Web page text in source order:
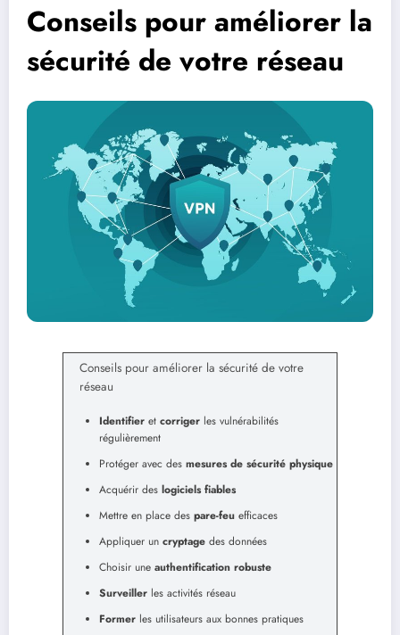
Conseils pour améliorer la
sécurité de votre réseau
Conseils pour améliorer la sécurité de votre
réseau
Identifier et corriger les vulnérabilités
régulièrement
Protéger avec des mesures de sécurité physique
Acquérir des logiciels fiables
Mettre en place des pare-feu efficaces
Appliquer un cryptage des données
Choisir une authentification robuste
Surveiller les activités réseau
Former les utilisateurs aux bonnes pratiques